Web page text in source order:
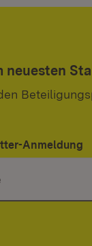
neuesten
Anmeldung